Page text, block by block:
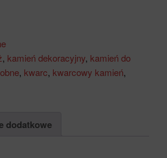
, kamień dekoracyjny, kamień do
, kwarc, kwarcowy kamień,
dodatkowe